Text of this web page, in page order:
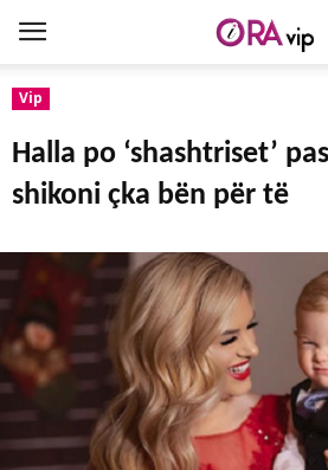
Vip
Halla po ‘shashtriset’
shikoni çka bën për të